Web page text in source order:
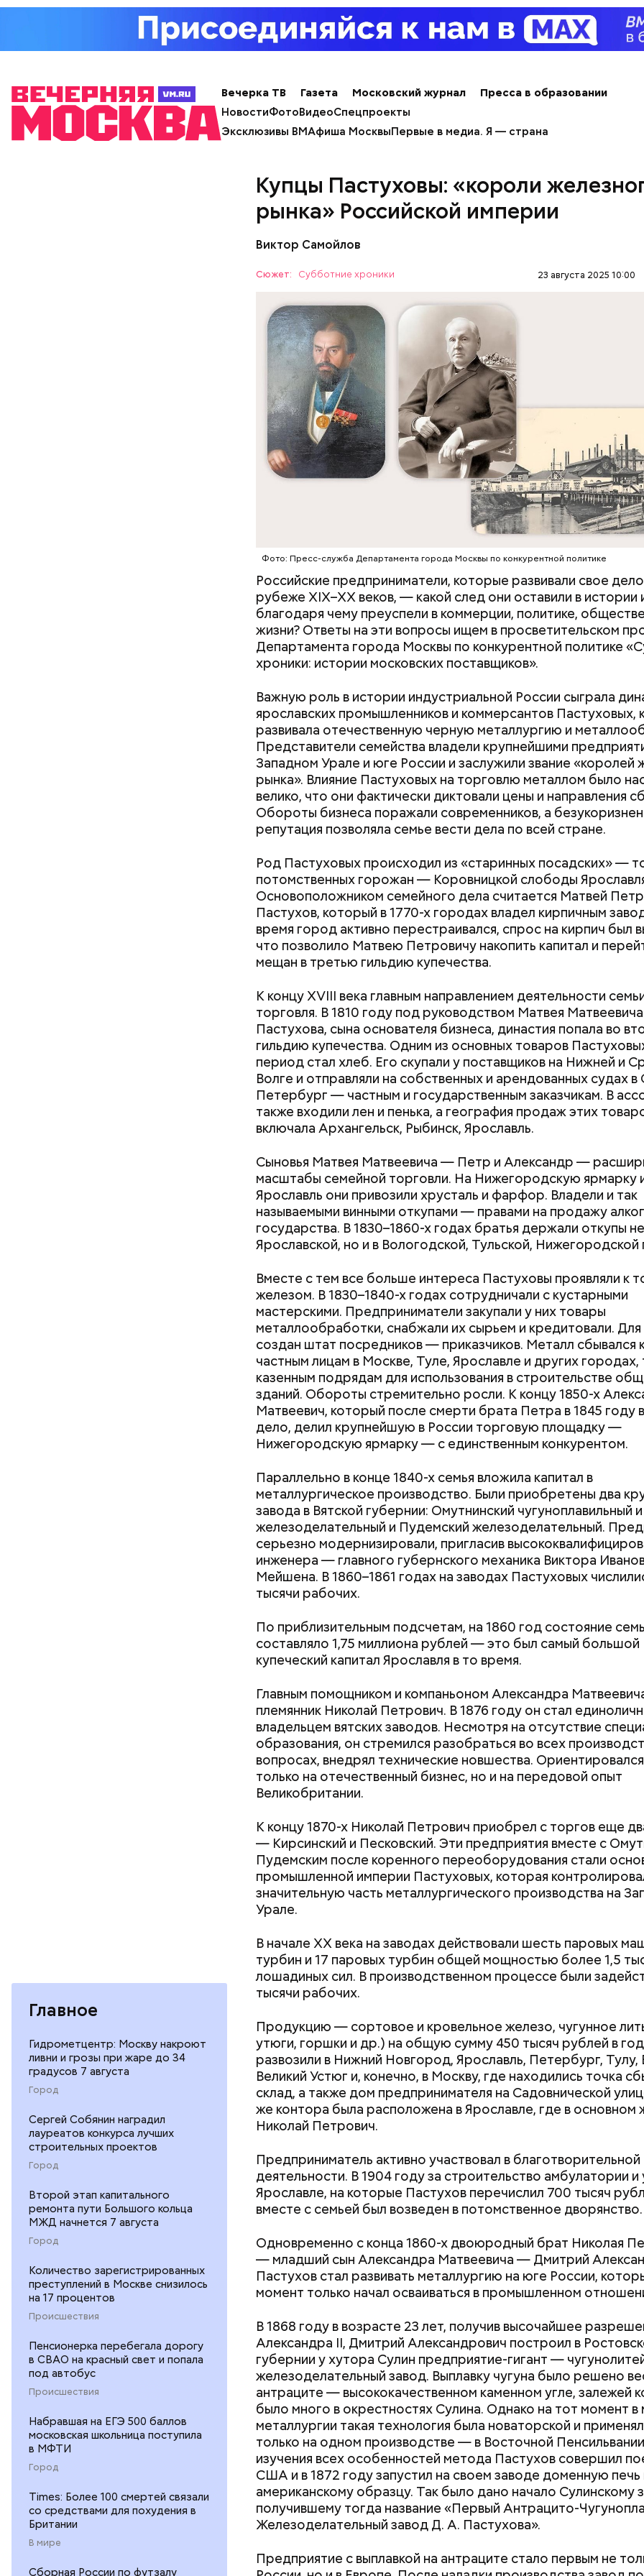
Вечерка ТВ Газета Московский журнал
Пресса в образовании
НовостиФотоВидеоСпецпроекты
Эксклюзивы ВМАфиша МосквыПервые в медиа. Я — страна
Главное
Гидрометцентр: Москву накроют
ливни и грозы при жаре до 34
градусов 7 августа
Город
Сергей Собянин наградил
лауреатов конкурса лучших
строительных проектов
Город
Второй этап капитального
ремонта пути Большого кольца
МЖД начнется 7 августа
Город
Количество зарегистрированных
преступлений в Москве снизилось
на 17 процентов
Происшествия
Пенсионерка перебегала дорогу
в СВАО на красный свет и попала
под автобус
Происшествия
Набравшая на ЕГЭ 500 баллов
московская школьница поступила
в МФТИ
Город
Times: Более 100 смертей связали
со средствами для похудения в
Британии
В мире
Сборная России по футзалу
Купцы Пастуховы: «короли
рынка» Российской империи
Виктор Самойлов
Сюжет: Субботние хроники 23 августа 2025 10:00
Фото: Пресс-служба Департамента города Москвы по конкурентной политике
Российские предприниматели, которые развивали свое
рубеже XIX–XX веков, — какой след они оставили в истории
благодаря чему преуспели в коммерции, политике,
жизни? Ответы на эти вопросы ищем в просветительском
Департамента города Москвы по конкурентной политике
хроники: истории московских поставщиков».
Важную роль в истории индустриальной России сыграла
ярославских промышленников и коммерсантов Пастуховых,
развивала отечественную черную металлургию и
Представители семейства владели крупнейшими
Западном Урале и юге России и заслужили звание «королей
рынка». Влияние Пастуховых на торговлю металлом было
велико, что они фактически диктовали цены и направления
Обороты бизнеса поражали современников, а
репутация позволяла семье вести дела по всей стране.
Род Пастуховых происходил из «старинных посадских» —
потомственных горожан — Коровницкой слободы
Основоположником семейного дела считается Матвей
Пастухов, который в 1770-х городах владел кирпичным
время город активно перестраивался, спрос на кирпич был
что позволило Матвею Петровичу накопить капитал и
мещан в третью гильдию купечества.
К концу XVIII века главным направлением деятельности
торговля. В 1810 году под руководством Матвея Матвеевича
Пастухова, сына основателя бизнеса, династия попала во
гильдию купечества. Одним из основных товаров
период стал хлеб. Его скупали у поставщиков на Нижней и
Волге и отправляли на собственных и арендованных судах в
Петербург — частным и государственным заказчикам. В
также входили лен и пенька, а география продаж этих
включала Архангельск, Рыбинск, Ярославль.
Сыновья Матвея Матвеевича — Петр и Александр —
масштабы семейной торговли. На Нижегородскую ярмарку
Ярославль они привозили хрусталь и фарфор. Владели и так
называемыми винными откупами — правами на продажу
государства. В 1830–1860-х годах братья держали откупы
Ярославской, но и в Вологодской, Тульской, Нижегородской
Вместе с тем все больше интереса Пастуховы проявляли к
железом. В 1830–1840-х годах сотрудничали с кустарными
мастерскими. Предприниматели закупали у них товары
металлообработки, снабжали их сырьем и кредитовали.
создан штат посредников — приказчиков. Металл сбывался
частным лицам в Москве, Туле, Ярославле и других городах,
казенным подрядам для использования в строительстве
зданий. Обороты стремительно росли. К концу 1850-х
Матвеевич, который после смерти брата Петра в 1845 году
дело, делил крупнейшую в России торговую площадку —
Нижегородскую ярмарку — с единственным конкурентом.
Параллельно в конце 1840-х семья вложила капитал в
металлургическое производство. Были приобретены два
завода в Вятской губернии: Омутнинский чугуноплавильный и
железоделательный и Пудемский железоделательный.
серьезно модернизировали, пригласив
инженера — главного губернского механика Виктора
Мейшена. В 1860–1861 годах на заводах Пастуховых
тысячи рабочих.
По приблизительным подсчетам, на 1860 год состояние
составляло 1,75 миллиона рублей — это был самый большой
купеческий капитал Ярославля в то время.
Главным помощником и компаньоном Александра
племянник Николай Петрович. В 1876 году он стал
владельцем вятских заводов. Несмотря на отсутствие
образования, он стремился разобраться во всех
вопросах, внедрял технические новшества.
только на отечественный бизнес, но и на передовой опыт
Великобритании.
К концу 1870-х Николай Петрович приобрел с торгов еще
— Кирсинский и Песковский. Эти предприятия вместе с
Пудемским после коренного переоборудования стали
промышленной империи Пастуховых, которая
значительную часть металлургического производства на
Урале.
В начале ХХ века на заводах действовали шесть паровых
турбин и 17 паровых турбин общей мощностью более 1,5
лошадиных сил. В производственном процессе были
тысячи рабочих.
Продукцию — сортовое и кровельное железо, чугунное
утюги, горшки и др.) на общую сумму 450 тысяч рублей в
развозили в Нижний Новгород, Ярославль, Петербург, Тулу,
Великий Устюг и, конечно, в Москву, где находились точка
склад, а также дом предпринимателя на Садовнической
же контора была расположена в Ярославле, где в основном
Николай Петрович.
Предприниматель активно участвовал в благотворительной
деятельности. В 1904 году за строительство амбулатории и
Ярославле, на которые Пастухов перечислил 700 тысяч
вместе с семьей был возведен в потомственное дворянство.
Одновременно с конца 1860-х двоюродный брат Николая
— младший сын Александра Матвеевича — Дмитрий
Пастухов стал развивать металлургию на юге России,
момент только начал осваиваться в промышленном
В 1868 году в возрасте 23 лет, получив высочайшее
Александра II, Дмитрий Александрович построил в
губернии у хутора Сулин предприятие-гигант —
железоделательный завод. Выплавку чугуна было решено
антраците — высококачественном каменном угле, залежей
было много в окрестностях Сулина. Однако на тот момент в
металлургии такая технология была новаторской и
только на одном производстве — в Восточной
изучения всех особенностей метода Пастухов совершил
США и в 1872 году запустил на своем заводе доменную печь
американскому образцу. Так было дано начало Сулинскому
получившему тогда название «Первый Антрацито-
Железоделательный завод Д. А. Пастухова».
Предприятие с выплавкой на антраците стало первым не
На главной странице сайтаkarta.mos.ruможно найти
подборки скидок и самые выгодные предложения, которые
на данный момент.
В разделе «Каталог» представлены все предложения
можно включить сортировку по типам льготы,
и услугам, брендам, станциям метро и другим.
Также существует раздел «Стать партнером», который
представителям бизнеса. В нем можно найти информацию о
преимущества дает предпринимателям участие в
лояльности. Там же можно заполнить и отправить заявку на
присоединение к ней.
Кто может получить карту москвича
Карту москвича могут получить следующие категории
граждане предпенсионного возраста;
члены многодетных семей;
инвалиды и их семьи;
ветераны и их семьи;
получатели выплат на детей;
сироты и приемные родители;
пострадавшие от радиации;
бывшие узники концлагерей;
реабилитированные лица и члены их семей;
почетные доноры;
получатели жилищных субсидий.
Как получить карту москвича
старше семи лет и учащиеся школ и колледжей смогут
готовую карту в учебных заведениях. Остальные получат ее
выбранном при оформлении центре госуслуг «Мои
Учащиеся должны подтвердить получение карты в личном
Хотела спасти малыша: как
мать и сын погибли при
падении из окна в Раменском
Вода за 10
японский
лишний вес
Как поменять батареи дома и
не получить штраф
Как получить до
рублей от
трудной
претендовать и